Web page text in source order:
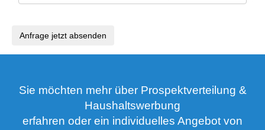
Anfrage jetzt absenden
Sie möchten mehr über Prospektverteilung &
Haushaltswerbung
erfahren oder ein individuelles Angebot von